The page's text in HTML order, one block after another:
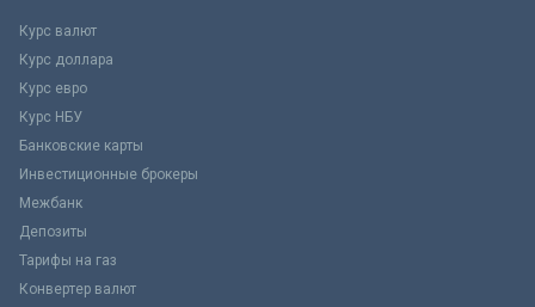
Курс валют
Курс доллара
Курс евро
Курс НБУ
Банковские карты
Инвестиционные брокеры
Межбанк
Депозиты
Тарифы на газ
Конвертер валют